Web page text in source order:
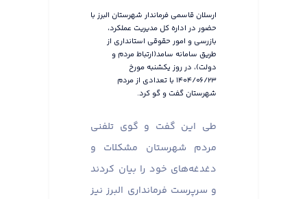
ارسلان قاسمی فرماندار شهرستان البرز با
حضور در اداره کل مدیریت عملکرد،
بازرسی و امور حقوقی استانداری از
طریق سامانه سامد(ارتباط مردم و
دولت)، در روز یکشنبه مورخ
۱۴۰۴/۰۶/۲۳ با تعدادی از مردم
شهرستان گفت و گو کرد.
طی این گفت و گوی تلفنی
مردم شهرستان مشکلات و
دغدغه‌های خود را بیان کردند
و سرپرست فرمانداری البرز نیز